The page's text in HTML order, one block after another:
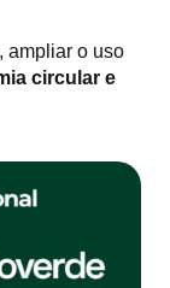
ampliar o uso
circular e